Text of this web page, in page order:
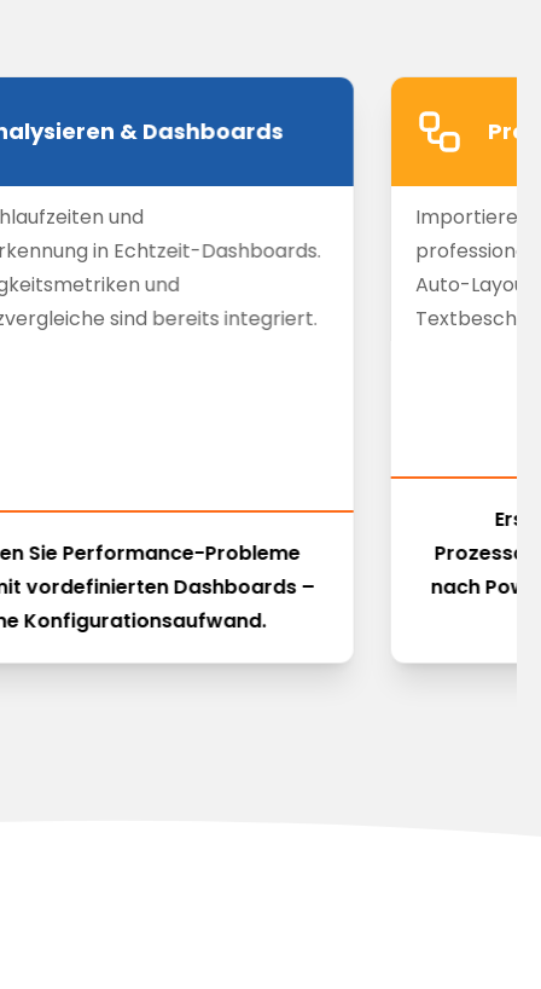
& Dashboards
und
in Echtzeit-Dashboards.
und
sind bereits integriert.
Sie Performance-Probleme
vordefinierten Dashboards –
Konfigurationsaufwand.
Importieren,
Auto-
nach